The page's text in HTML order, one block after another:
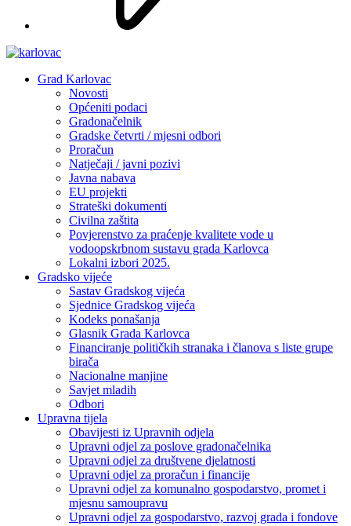
Grad Karlovac
Novosti
Općeniti podaci
Gradonačelnik
Gradske četvrti / mjesni odbori
Proračun
Natječaji / javni pozivi
Javna nabava
EU projekti
Strateški dokumenti
Civilna zaštita
Povjerenstvo za praćenje kvalitete vode u
vodoopskrbnom sustavu grada Karlovca
Lokalni izbori 2025.
Gradsko vijeće
Sastav Gradskog vijeća
Sjednice Gradskog vijeća
Kodeks ponašanja
Glasnik Grada Karlovca
Financiranje političkih stranaka i članova s liste grupe
birača
Nacionalne manjine
Savjet mladih
Odbori
Upravna tijela
Obavijesti iz Upravnih odjela
Upravni odjel za poslove gradonačelnika
Upravni odjel za društvene djelatnosti
Upravni odjel za proračun i financije
Upravni odjel za komunalno gospodarstvo, promet i
mjesnu samoupravu
Upravni odjel za gospodarstvo, razvoj grada i fondove